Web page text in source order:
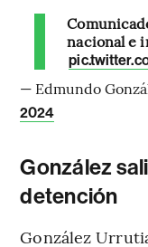
nacional e
— Edmundo
2024
González
detención
González